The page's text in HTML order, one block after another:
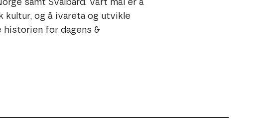
og bærekraftig måte.
og å ivareta og utvikle
historien for dagens &